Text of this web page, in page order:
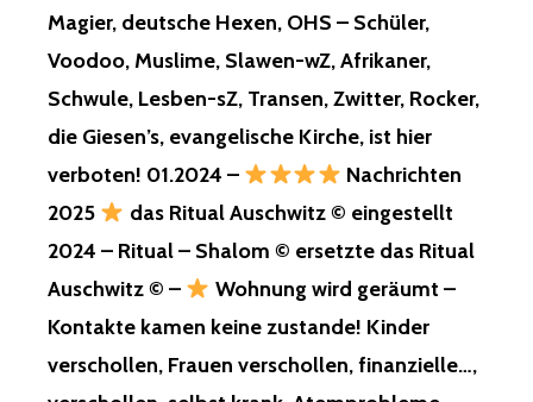
RETTEN!
EINLIEFERUNG
AM
18.07.2025,
KRANKENHAUS,
19.07.2025,
DRAUSSEN!
EINE
Magier, deutsche Hexen, OHS – Schüler,
Voodoo, Muslime, Slawen-wZ, Afrikaner,
Schwule, Lesben-sZ, Transen, Zwitter, Rocker,
die Giesen’s, evangelische Kirche, ist hier
verboten! 01.2024 –
Nachrichten
2025
das Ritual Auschwitz © eingestellt
2024 – Ritual – Shalom © ersetzte das Ritual
Auschwitz © –
Wohnung wird geräumt –
Kontakte kamen keine zustande! Kinder
verschollen, Frauen verschollen, finanzielle…,